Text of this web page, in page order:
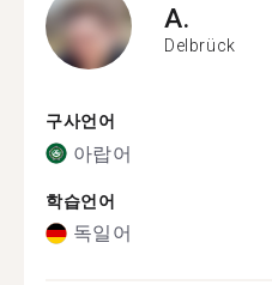
A.
Delbrück
구사언어
아랍어
학습언어
독일어